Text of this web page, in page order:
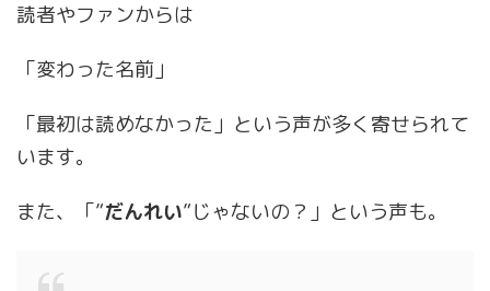
読者やファンからは
「変わった名前」
「最初は読めなかった」という声が多く寄せられて
います。
また、「”だんれい”じゃないの？」という声も。